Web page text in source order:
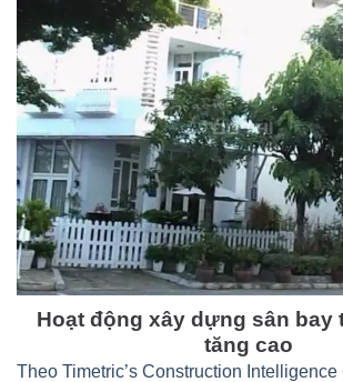
Hoạt động xây dựng sân bay
tăng cao
Theo Timetric’s Construction Intelligence